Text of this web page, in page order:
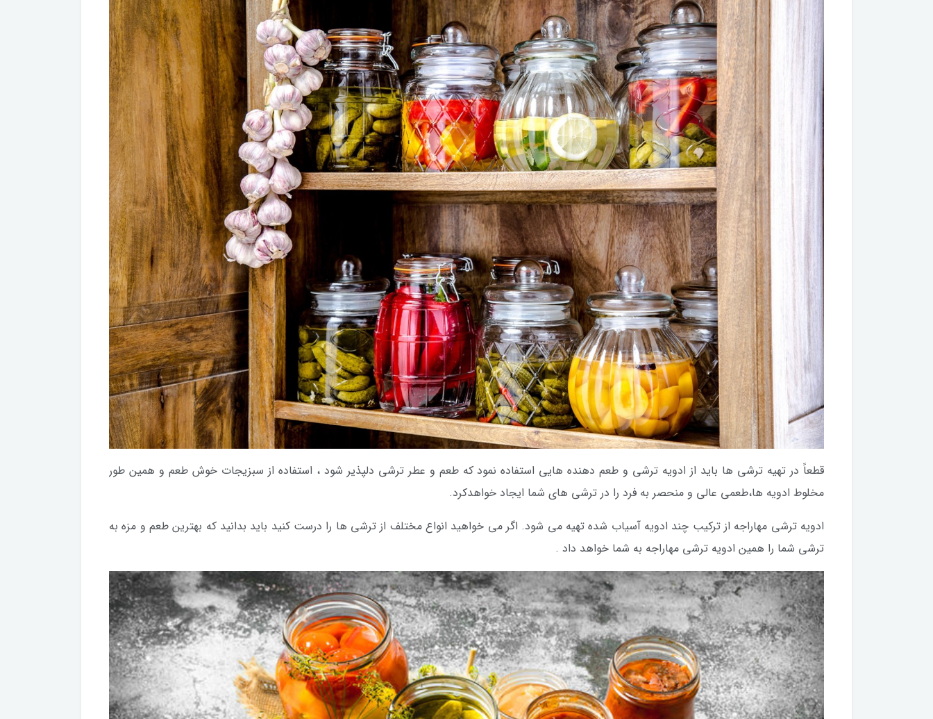
قطعاً در تهیه ترشی ها باید از ادویه ترشی و طعم دهنده هایی استفاده نمود که طعم و عطر ترشی دلپذیر شود ، استفاده از سبزیجات خوش طعم و همین طور
مخلوط ادویه ها،طعمی عالی و منحصر به فرد را در ترشی های شما ایجاد خواهدکرد.
ادویه ترشی مهاراجه از ترکیب چند ادویه آسیاب شده تهیه می شود. اگر می خواهید انواع مختلف از ترشی ها را درست کنید باید بدانید که بهترین طعم و مزه به
ترشی شما را همین ادویه ترشی مهاراجه به شما خواهد داد .